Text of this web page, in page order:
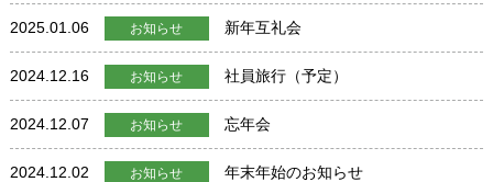
2025.01.06 お知らせ 新年互礼会
2024.12.16 お知らせ 社員旅行（予定）
2024.12.07 お知らせ 忘年会
2024.12.02 お知らせ 年末年始のお知らせ